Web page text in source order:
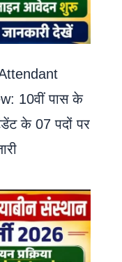
10वीं पास के
के 07 पदों पर